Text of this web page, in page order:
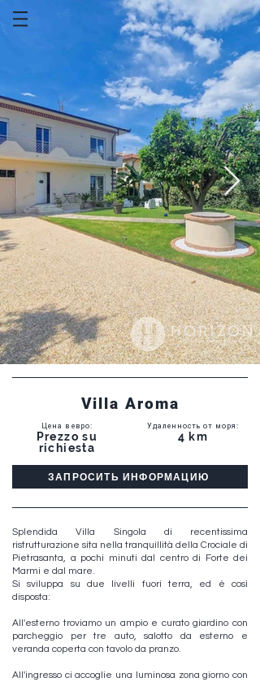
Villa Aroma
Цена в евро:
Prezzo su
richiesta
Удаленность от моря :
4 km
ЗАПРОСИТЬ ИНФОРМАЦИЮ
Splendida Villa Singola di recentissima
ristrutturazione sita nella tranquillità della Crociale di
Pietrasanta, a pochi minuti dal centro di Forte dei
Marmi e dal mare.
Si sviluppa su due livelli fuori terra, ed è così
disposta:
All'esterno troviamo un ampio e curato giardino con
parcheggio per tre auto, salotto da esterno e
veranda coperta con tavolo da pranzo.
All'ingresso ci accoglie una luminosa zona giorno con